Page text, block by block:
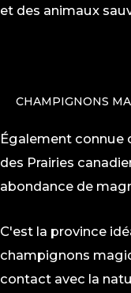
et des animaux
CHAMPIGNONS
Également connue
des Prairies
abondance de
C'est la province
champignons
contact avec la